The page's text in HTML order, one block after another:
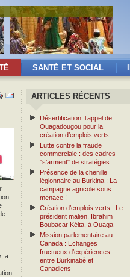
SANTÉ ET SOCIAL
a
ARTICLES RÉCENTS
Désertification :l’appel de
Ouagadougou pour la
création d’emplois verts
Lutte contre la fraude
commerciale : des cadres
"s’arment" de stratégies
Présence de la chenille
légionnaire au Burkina : La
campagne agricole sous
menace !
Création d’emplois verts : Le
président malien, Ibrahim
Boubacar Kéita, à Ouaga
Mission parlementaire au
Canada : Echanges
fructueux d’expériences
entre Burkinabè et
Canadiens